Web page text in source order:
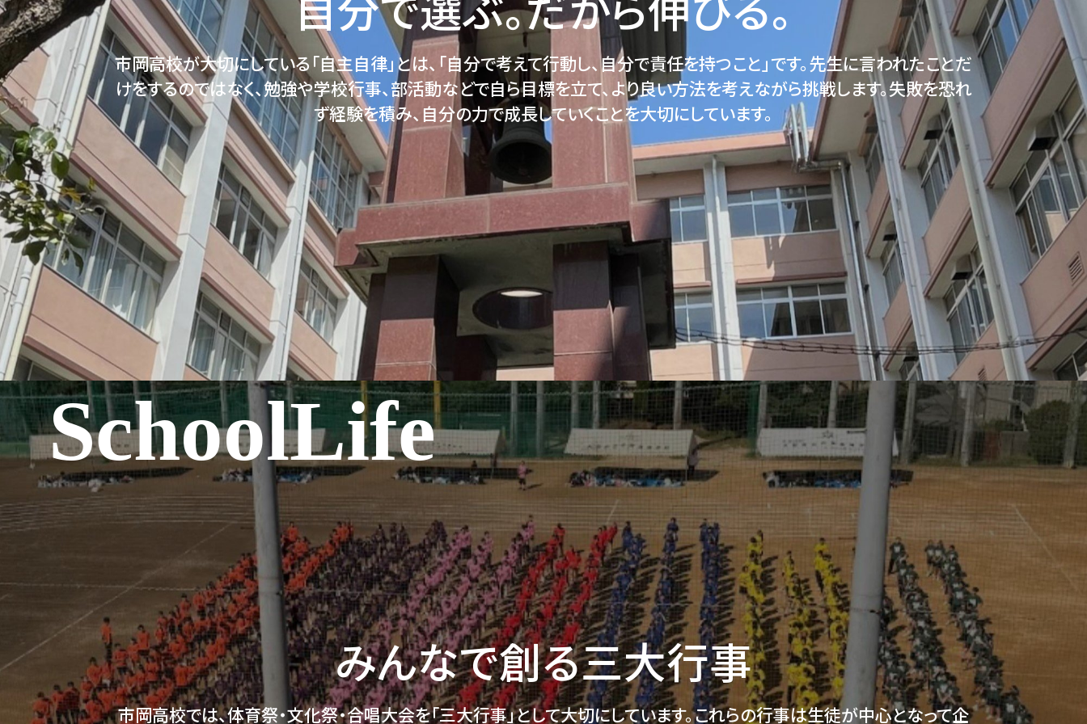
市岡高校が大切にしている「自主自律」とは、「自分で考えて行動し、自分で責任を持つこと」です。先生に言われたことだ
けをするのではなく、勉強や学校行事、部活動などで自ら目標を立て、より良い方法を考えながら挑戦します。失敗を恐れ
ず経験を積み、自分の力で成長していくことを大切にしています。
SchoolLife
みんなで創る三大行事
市岡高校では、体育祭・文化祭・合唱大会を「三大行事」として大切にしています。これらの行事は生徒が中心となって企